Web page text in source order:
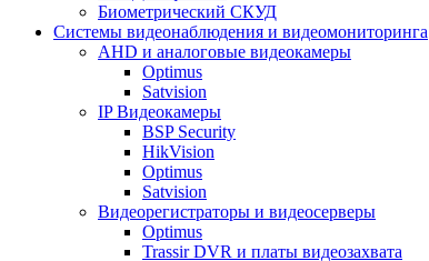
Биометрический СКУД
Системы видеонаблюдения и видеомониторинга
AHD и аналоговые видеокамеры
Optimus
Satvision
IP Видеокамеры
BSP Security
HikVision
Optimus
Satvision
Видеорегистраторы и видеосерверы
Optimus
Trassir DVR и платы видеозахвата